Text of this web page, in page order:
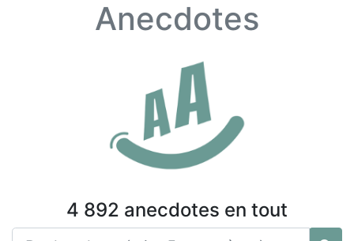
Anecdotes
4 892 anecdotes en tout